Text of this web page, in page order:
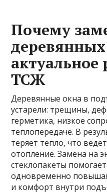
Почему
ТСЖ
Деревянные окна в
устарели: трещины,
герметика, низкое
теплопередаче. В
теряет тепло, что
отопление. Замена на
стеклопакеты
одновременно
и комфорт внутри